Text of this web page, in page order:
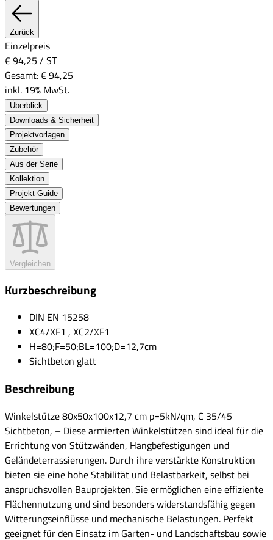
Zurück
Einzelpreis
€ 94,25 / ST
Gesamt:€ 94,25
inkl. 19% MwSt.
Überblick
Downloads & Sicherheit
Projektvorlagen
Zubehör
Aus der Serie
Kollektion
Projekt-Guide
Bewertungen
Vergleichen
Kurzbeschreibung
DIN EN 15258
XC4/XF1 , XC2/XF1
H=80;F=50;BL=100;D=12,7cm
Sichtbeton glatt
Beschreibung
Winkelstütze 80x50x100x12,7 cm p=5kN/qm, C 35/45
Sichtbeton, – Diese armierten Winkelstützen sind ideal für die
Errichtung von Stützwänden, Hangbefestigungen und
Geländeterrassierungen. Durch ihre verstärkte Konstruktion
bieten sie eine hohe Stabilität und Belastbarkeit, selbst bei
anspruchsvollen Bauprojekten. Sie ermöglichen eine effiziente
Flächennutzung und sind besonders widerstandsfähig gegen
Witterungseinflüsse und mechanische Belastungen. Perfekt
geeignet für den Einsatz im Garten- und Landschaftsbau sowie